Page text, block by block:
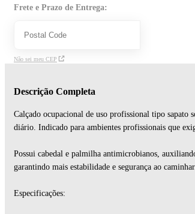
Frete e Prazo de Entrega:
Não sei meu CEP
Descrição Completa
Calçado ocupacional de uso profissional tipo
diário. Indicado para ambientes profissionais que
Possui cabedal e palmilha antimicrobianos,
garantindo mais estabilidade e segurança ao caminhar.
Especificações: